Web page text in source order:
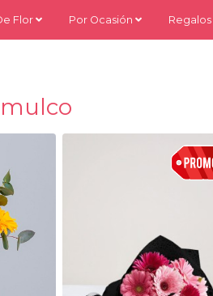
Flor Por Ocasión Regalos